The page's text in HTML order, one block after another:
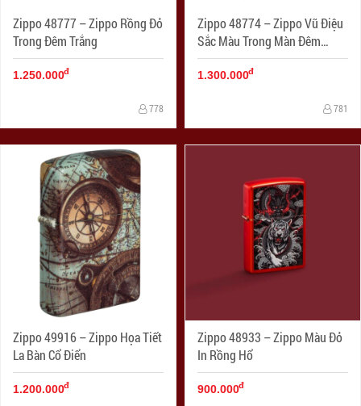
Zippo 48777 – Zippo Rồng Đỏ
Trong Đêm Trắng
1.250.000đ
778
Zippo 48774 – Zippo Vũ Điệu
Sắc Màu Trong Màn Đêm
Huyền Bí
1.300.000đ
781
Zippo 49916 – Zippo Họa Tiết
La Bàn Cổ Điển
1.200.000đ
Zippo 48933 – Zippo Màu Đỏ
In Rồng Hổ
900.000đ